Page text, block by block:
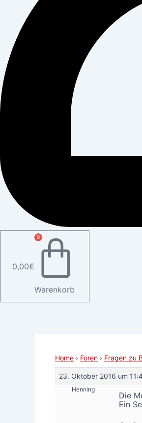
0,00€
0
Warenkorb
Home › Foren › Fragen zu
23. Oktober 2016 um
Henning
Die
Ein